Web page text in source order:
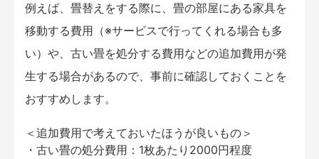
例えば、畳替えをする際に、畳の部屋にある家具を
移動する費用（※サービスで行ってくれる場合も多
い）や、古い畳を処分する費用などの追加費用が発
生する場合があるので、事前に確認しておくことを
おすすめします。
＜追加費用で考えておいたほうが良いもの＞
・古い畳の処分費用：1枚あたり2000円程度